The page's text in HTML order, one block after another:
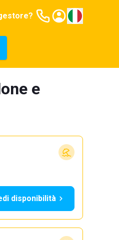
e
disponibilità